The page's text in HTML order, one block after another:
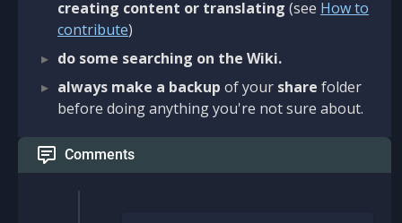
creating content or translating (see How to
contribute)
do some searching on the Wiki.
always make a backup of your share folder
before doing anything you're not sure about.
Comments